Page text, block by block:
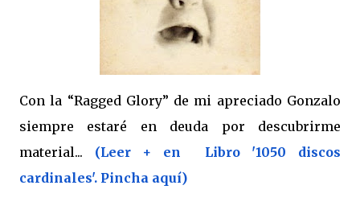
Con la “Ragged Glory” de mi apreciado Gonzalo
siempre estaré en deuda por descubrirme
material... (Leer + en Libro '1050 discos
cardinales'. Pincha aquí)